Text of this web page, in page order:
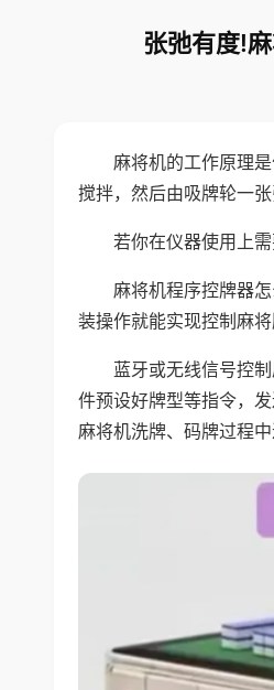
张弛有度!
麻将机的工作原理
搅拌，然后由吸牌轮一
若你在仪器使用上
麻将机程序控牌器
装操作就能实现控制麻将
蓝牙或无线信号控
件预设好牌型等指令，
麻将机洗牌、码牌过程